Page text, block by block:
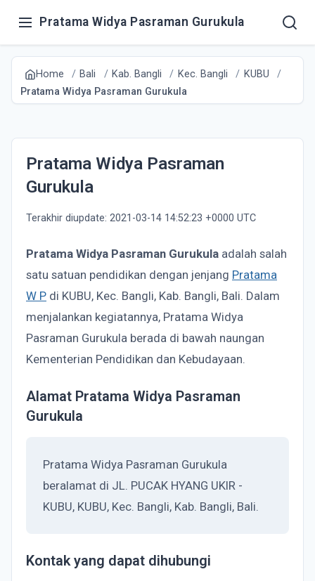
Pratama Widya Pasraman Gurukula
Home Bali Kab. Bangli Kec. Bangli
KUBU
Pratama Widya Pasraman Gurukula
Pratama Widya Pasraman
Gurukula
Terakhir diupdate: 2021-03-14 14:52:23 +0000 UTC
Pratama Widya Pasraman Gurukula adalah salah
satu satuan pendidikan dengan jenjang Pratama
W P di KUBU, Kec. Bangli, Kab. Bangli, Bali. Dalam
menjalankan kegiatannya, Pratama Widya
Pasraman Gurukula berada di bawah naungan
Kementerian Pendidikan dan Kebudayaan.
Alamat Pratama Widya Pasraman
Gurukula
Pratama Widya Pasraman Gurukula
beralamat di JL. PUCAK HYANG UKIR -
KUBU, KUBU, Kec. Bangli, Kab. Bangli, Bali.
Kontak yang dapat dihubungi